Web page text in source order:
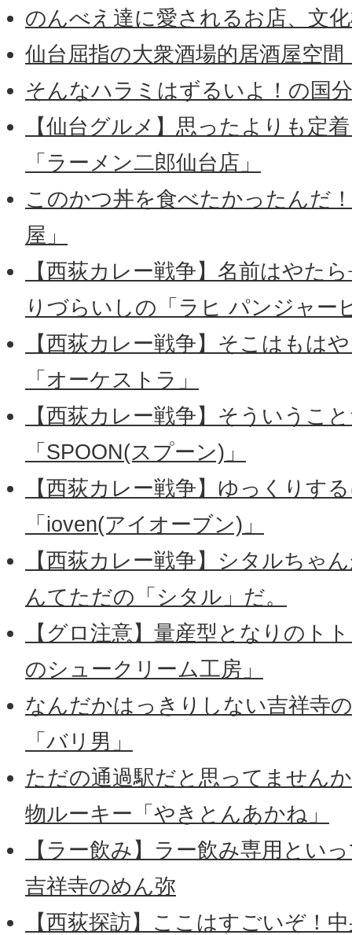
のんべえ達に愛されるお店、文
仙台屈指の大衆酒場的居酒屋空
そんなハラミはずるいよ！の国
【仙台グルメ】思ったよりも定
「ラーメン二郎仙台店」
このかつ丼を食べたかったんだ
屋」
【西荻カレー戦争】名前はやた
りづらいしの「ラヒ パンジャー
【西荻カレー戦争】そこはもは
「オーケストラ」
【西荻カレー戦争】そういうこ
「SPOON(スプーン)」
【西荻カレー戦争】ゆっくりす
「ioven(アイオーブン)」
【西荻カレー戦争】シタルちゃ
んてただの「シタル」だ。
【グロ注意】量産型となりのト
のシュークリーム工房」
なんだかはっきりしない吉祥寺
「バリ男」
ただの通過駅だと思ってません
物ルーキー「やきとんあかね」
【ラー飲み】ラー飲み専用とい
吉祥寺のめん弥
【西荻探訪】ここはすごいぞ！